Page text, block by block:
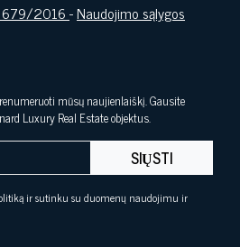
679/2016-Naudojimo sąlygos
mūsų naujienlaiškį. Gausite
Luxury Real Estate objektus.
SIŲSTI
ir sutinku su duomenų naudojimu ir